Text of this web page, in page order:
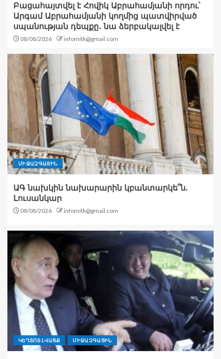
Բացահայտվել է Հովիկ Աբրահամյանի որդու՝
Արգամ Աբրահամյանի կողմից պատվիրված
սպանության դեպքը․ նա ձերբակալվել է
08/08/2026 infomitk@gmail.com
ՄԻՋԱԶԳԱՅԻՆ
ԱԳ նախկին նախարարին կբանտարկե՞ն.
Լուսանկար
08/08/2026 infomitk@gmail.com
ԿԵՂՏՈՏ ԼՎԱՑՔ ՄԻՋԱԶԳԱՅԻՆ